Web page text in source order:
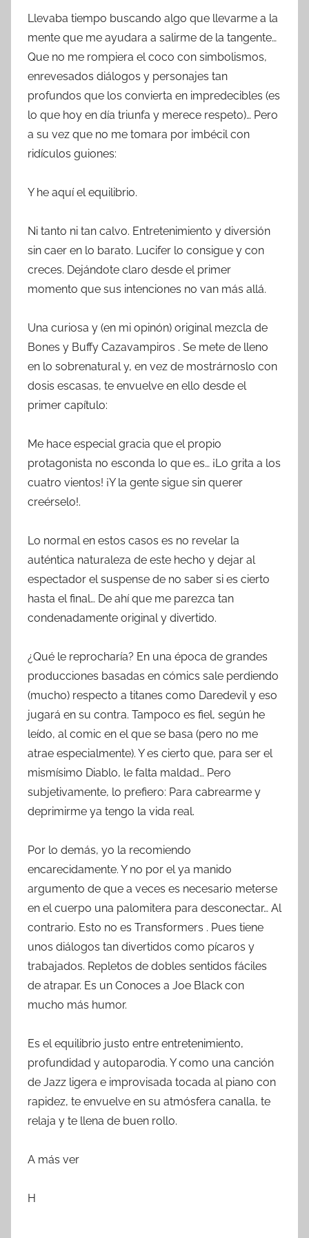
Llevaba tiempo buscando algo que llevarme a la
mente que me ayudara a salirme de la tangente…
Que no me rompiera el coco con simbolismos,
enrevesados diálogos y personajes tan
profundos que los convierta en impredecibles (es
lo que hoy en día triunfa y merece respeto)… Pero
a su vez que no me tomara por imbécil con
ridículos guiones:
Y he aquí el equilibrio.
Ni tanto ni tan calvo. Entretenimiento y diversión
sin caer en lo barato. Lucifer lo consigue y con
creces. Dejándote claro desde el primer
momento que sus intenciones no van más allá.
Una curiosa y (en mi opinón) original mezcla de
Bones y Buffy Cazavampiros . Se mete de lleno
en lo sobrenatural y, en vez de mostrárnoslo con
dosis escasas, te envuelve en ello desde el
primer capítulo:
Me hace especial gracia que el propio
protagonista no esconda lo que es… ¡Lo grita a los
cuatro vientos! ¡Y la gente sigue sin querer
creérselo!.
Lo normal en estos casos es no revelar la
auténtica naturaleza de este hecho y dejar al
espectador el suspense de no saber si es cierto
hasta el final… De ahí que me parezca tan
condenadamente original y divertido.
¿Qué le reprocharía? En una época de grandes
producciones basadas en cómics sale perdiendo
(mucho) respecto a titanes como Daredevil y eso
jugará en su contra. Tampoco es fiel, según he
leído, al comic en el que se basa (pero no me
atrae especialmente). Y es cierto que, para ser el
mismísimo Diablo, le falta maldad… Pero
subjetivamente, lo prefiero: Para cabrearme y
deprimirme ya tengo la vida real.
Por lo demás, yo la recomiendo
encarecidamente. Y no por el ya manido
argumento de que a veces es necesario meterse
en el cuerpo una palomitera para desconectar… Al
contrario. Esto no es Transformers . Pues tiene
unos diálogos tan divertidos como pícaros y
trabajados. Repletos de dobles sentidos fáciles
de atrapar. Es un Conoces a Joe Black con
mucho más humor.
Es el equilibrio justo entre entretenimiento,
profundidad y autoparodia. Y como una canción
de Jazz ligera e improvisada tocada al piano con
rapidez, te envuelve en su atmósfera canalla, te
relaja y te llena de buen rollo.
A más ver
H